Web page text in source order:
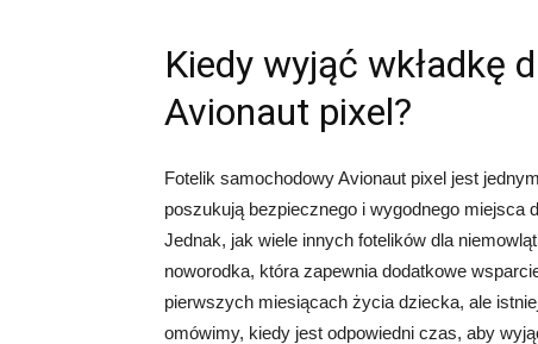
Kiedy wyjąć wkładkę
Avionaut pixel?
Fotelik samochodowy Avionaut pixel jest
poszukują bezpiecznego i wygodnego miejsca
Jednak, jak wiele innych fotelików dla
noworodka, która zapewnia dodatkowe
pierwszych miesiącach życia dziecka, ale
omówimy, kiedy jest odpowiedni czas, aby